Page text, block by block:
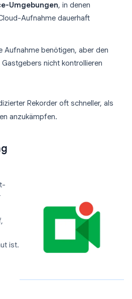
Umgebungen, in denen
Aufnahme dauerhaft
Aufnahme benötigen, aber den
nicht kontrollieren
Rekorder oft schneller, als
anzukämpfen.
ist.